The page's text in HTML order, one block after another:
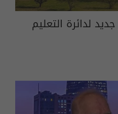
لدائرة التعليم